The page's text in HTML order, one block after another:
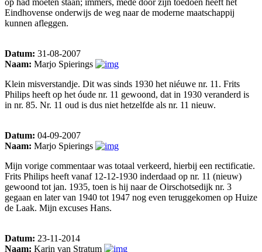
op had moeten staan; immers, mede door zijn toedoen heeft het
Eindhovense onderwijs de weg naar de moderne maatschappij
kunnen afleggen.
Datum: 31-08-2007
Naam: Marjo Spierings
Klein misverstandje. Dit was sinds 1930 het niéuwe nr. 11. Frits
Philips heeft op het óude nr. 11 gewoond, dat in 1930 veranderd is
in nr. 85. Nr. 11 oud is dus niet hetzelfde als nr. 11 nieuw.
Datum: 04-09-2007
Naam: Marjo Spierings
Mijn vorige commentaar was totaal verkeerd, hierbij een rectificatie.
Frits Philips heeft vanaf 12-12-1930 inderdaad op nr. 11 (nieuw)
gewoond tot jan. 1935, toen is hij naar de Oirschotsedijk nr. 3
gegaan en later van 1940 tot 1947 nog even teruggekomen op Huize
de Laak. Mijn excuses Hans.
Datum: 23-11-2014
Naam: Karin van Stratum